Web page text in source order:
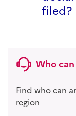
filed?
Who
Find who can
region